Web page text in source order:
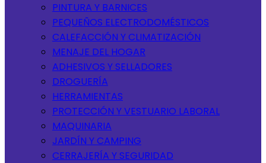
PINTURA Y BARNICES
PEQUEÑOS ELECTRODOMÉSTICOS
CALEFACCIÓN Y CLIMATIZACIÓN
MENAJE DEL HOGAR
ADHESIVOS Y SELLADORES
DROGUERÍA
HERRAMIENTAS
PROTECCIÓN Y VESTUARIO LABORAL
MAQUINARIA
JARDÍN Y CAMPING
CERRAJERÍA Y SEGURIDAD